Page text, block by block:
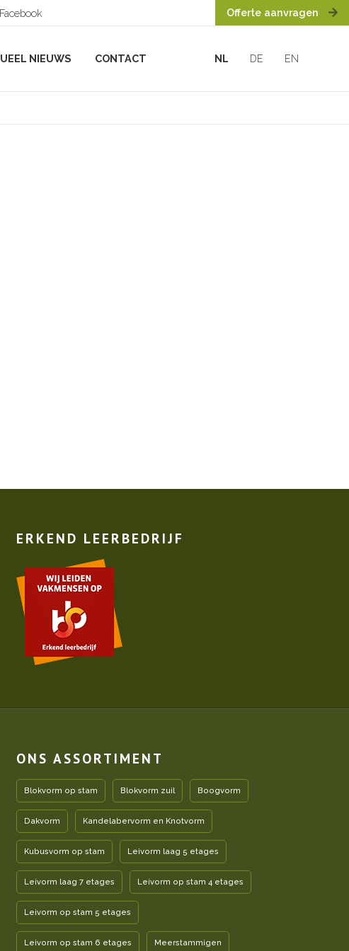
Offerte aanvragen
NIEUWS CONTACT NL DE EN
ERKEND LEERBEDRIJF
ONS ASSORTIMENT
Blokvorm op stam Blokvorm zuil Boogvorm
Dakvorm Kandelabervorm en Knotvorm
Kubusvorm op stam Leivorm laag 5 etages
Leivorm laag 7 etages Leivorm op stam 4 etages
Leivorm op stam 5 etages
Leivorm op stam 6 etages Meerstammigen